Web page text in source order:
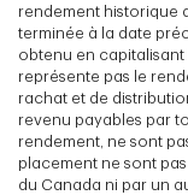
rendement historique
terminée à la date
obtenu en
représente pas le
rachat et de
revenu payables par
rendement, ne sont
placement ne sont
du Canada ni par un